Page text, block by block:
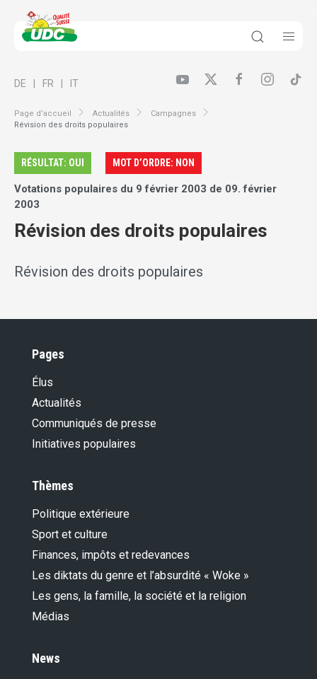
Page d’accueil Actualités
Campagnes
Révision des droits populaires
DE FR IT
RÉSULTAT: OUI MOT D’ORDRE: NON
Votations populaires du 9 février 2003 de 09. février
2003
Révision des droits populaires
Révision des droits populaires
Pages
Élus
Actualités
Communiqués de presse
Initiatives populaires
Thèmes
Politique extérieure
Sport et culture
Finances, impôts et redevances
Les diktats du genre et l’absurdité « Woke »
Les gens, la famille, la société et la religion
Médias
News